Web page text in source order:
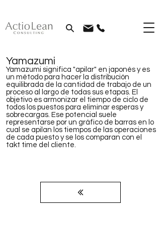
Yamazumi
Yamazumi significa "apilar" en japonés y es
un método para hacer la distribución
equilibrada de la cantidad de trabajo de un
proceso al largo de todas sus etapas. El
objetivo es armonizar el tiempo de ciclo de
todos los puestos para eliminar esperas y
sobrecargas. Ese potencial suele
representarse por un gráfico de barras en lo
cual se apilan los tiempos de las operaciones
de cada puesto y se los comparan con el
takt time del cliente.